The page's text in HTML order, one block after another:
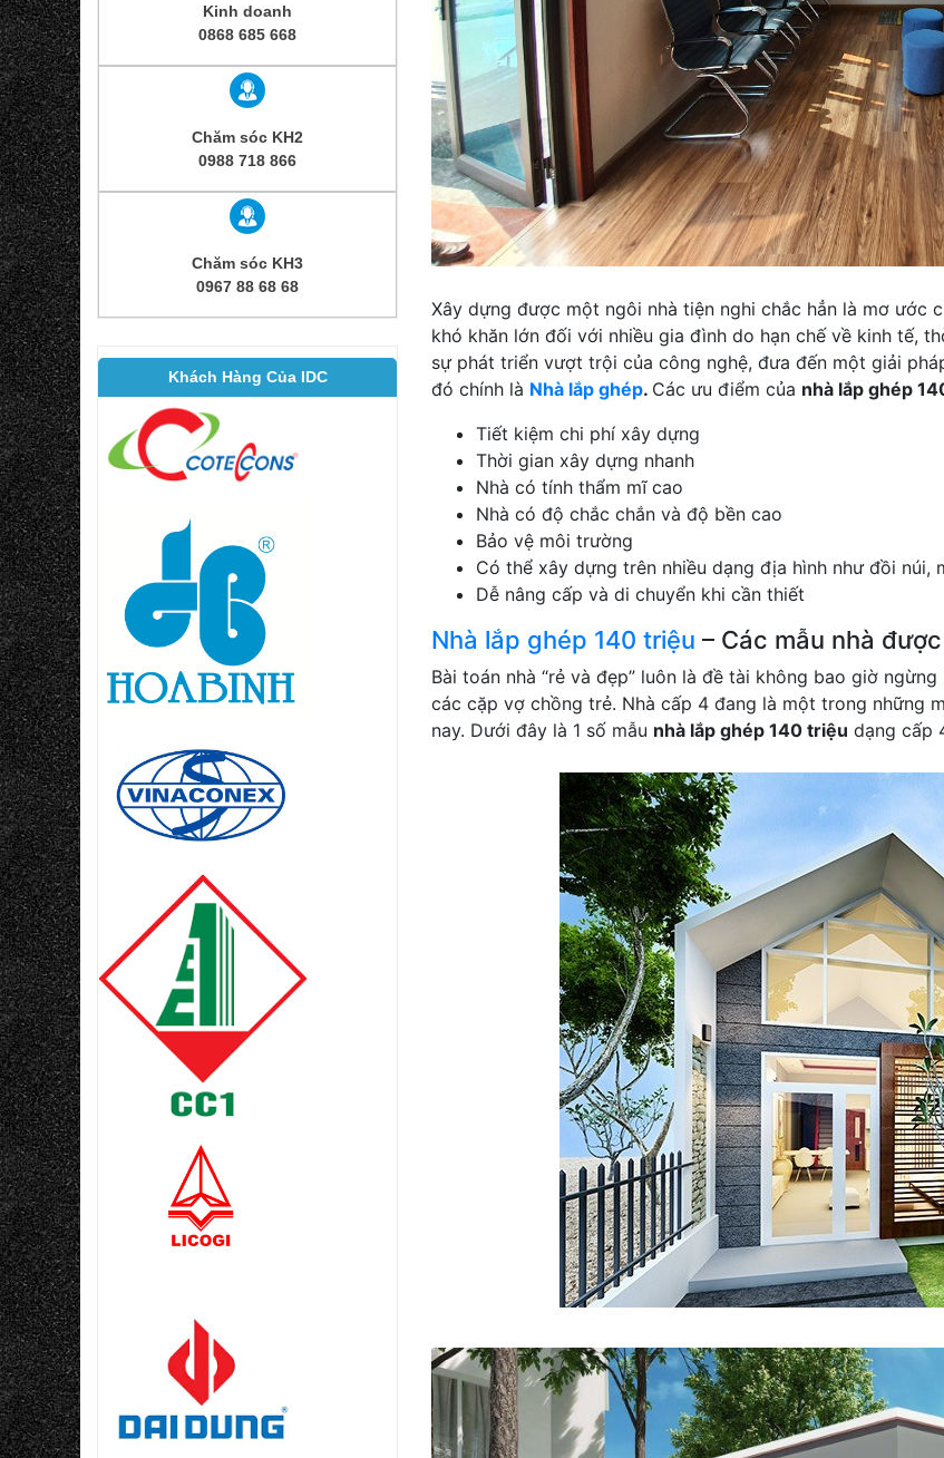
Kinh doanh
0868 685 668
Chăm sóc KH2
0988 718 866
Chăm sóc KH3
0967 88 68 68
Khách Hàng Của IDC
Xây dựng được một ngôi nhà tiện nghi chắc hẳn là mơ ước
khó khăn lớn đối với nhiều gia đình do hạn chế về kinh tế,
sự phát triển vượt trội của công nghệ, đưa đến một giải
đó chính là Nhà lắp ghép. Các ưu điểm của nhà lắp ghép
Tiết kiệm chi phí xây dựng
Thời gian xây dựng nhanh
Nhà có tính thẩm mĩ cao
Nhà có độ chắc chắn và độ bền cao
Bảo vệ môi trường
Có thể xây dựng trên nhiều dạng địa hình như đồi núi,
Dễ nâng cấp và di chuyển khi cần thiết
Nhà lắp ghép 140 triệu – Các mẫu nhà
Bài toán nhà “rẻ và đẹp” luôn là đề tài không bao giờ
các cặp vợ chồng trẻ. Nhà cấp 4 đang là một trong những
nay. Dưới đây là 1 số mẫu nhà lắp ghép 140 triệu dạng cấp